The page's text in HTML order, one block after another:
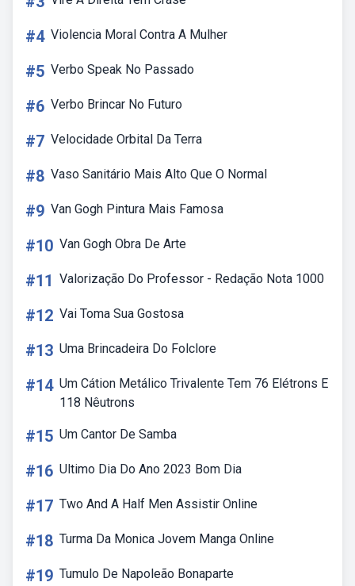
#4 Violencia Moral Contra A Mulher
#5 Verbo Speak No Passado
#6 Verbo Brincar No Futuro
#7 Velocidade Orbital Da Terra
#8 Vaso Sanitário Mais Alto Que O Normal
#9 Van Gogh Pintura Mais Famosa
#10 Van Gogh Obra De Arte
#11 Valorização Do Professor - Redação Nota 1000
#12 Vai Toma Sua Gostosa
#13 Uma Brincadeira Do Folclore
#14 Um Cátion Metálico Trivalente Tem 76 Elétrons E
118 Nêutrons
#15 Um Cantor De Samba
#16 Ultimo Dia Do Ano 2023 Bom Dia
#17 Two And A Half Men Assistir Online
#18 Turma Da Monica Jovem Manga Online
#19 Tumulo De Napoleão Bonaparte